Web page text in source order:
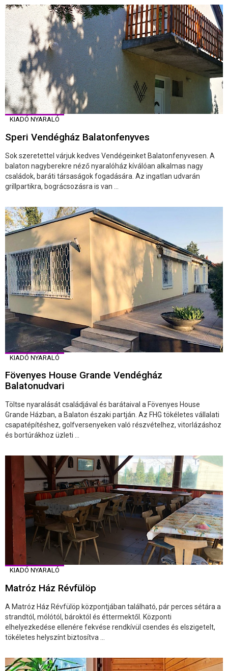
KIADÓ NYARALÓ
Speri Vendégház Balatonfenyves
Sok szeretettel várjuk kedves Vendégeinket Balatonfenyvesen. A
balaton nagyberekre néző nyaralóház kíválóan alkalmas nagy
családok, baráti társaságok fogadására. Az ingatlan udvarán
grillpartikra, bográcsozásra is van ...
KIADÓ NYARALÓ
Fövenyes House Grande Vendégház
Balatonudvari
Töltse nyaralását családjával és barátaival a Fövenyes House
Grande Házban, a Balaton északi partján. Az FHG tökéletes vállalati
csapatépítéshez, golfversenyeken való részvételhez, vitorlázáshoz
és bortúrákhoz üzleti ...
KIADÓ NYARALÓ
Matróz Ház Révfülöp
A Matróz Ház Révfülöp központjában található, pár perces sétára a
strandtól, mólótól, bároktól és éttermektől. Központi
elhelyezkedése ellenére fekvése rendkívül csendes és elszigetelt,
tökéletes helyszínt biztosítva ...